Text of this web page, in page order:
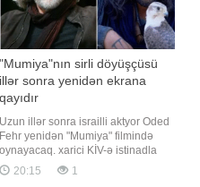
"Mumiya"nın sirli döyüşçüsü
illər sonra yenidən ekrana
qayıdır
Uzun illər sonra israilli aktyor Oded
Fehr yenidən "Mumiya" filmində
oynayacaq. xarici KİV-ə istinadla
xəbər verir ki, aktyor yeni çəkilən
filmdə Ardet Bəy obrazını bir daha
20:15 1